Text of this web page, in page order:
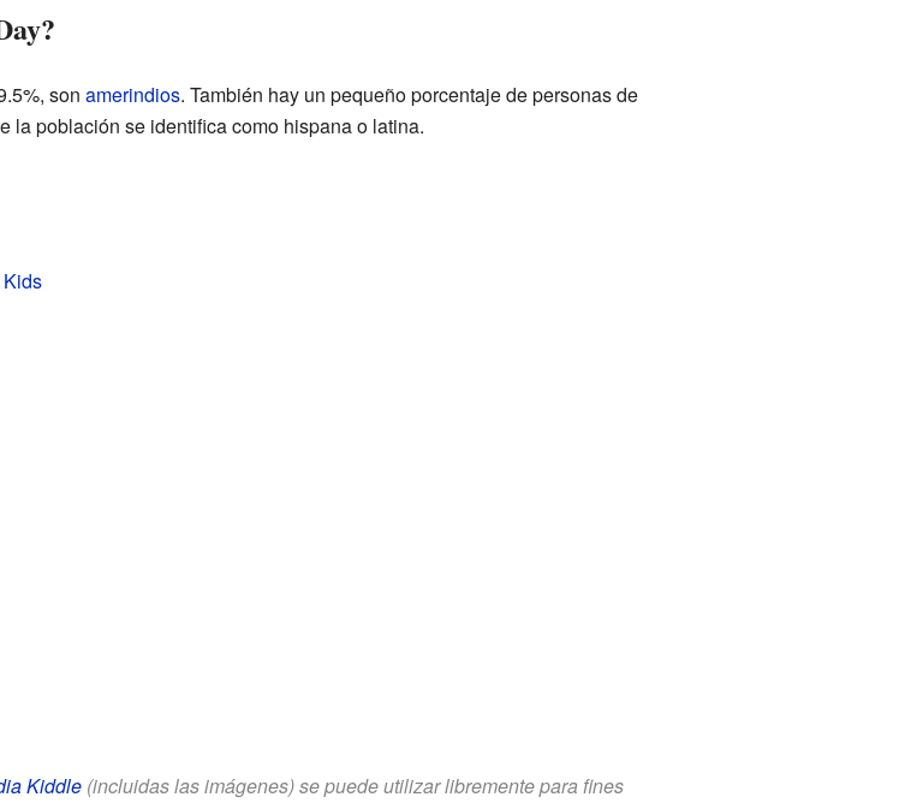
son amerindios. También hay un pequeño porcentaje de personas de
la población se identifica como hispana o latina.
Kiddle(incluidas las imágenes) se puede utilizar libremente para fines